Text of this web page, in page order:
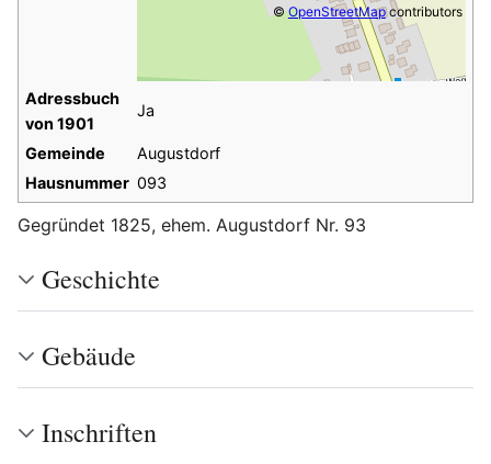
©OpenStreetMapcontributors
Adressbuch
von 1901
Ja
Gemeinde
Augustdorf
Hausnummer 093
Gegründet 1825, ehem. Augustdorf Nr. 93
Geschichte
Gebäude
Inschriften